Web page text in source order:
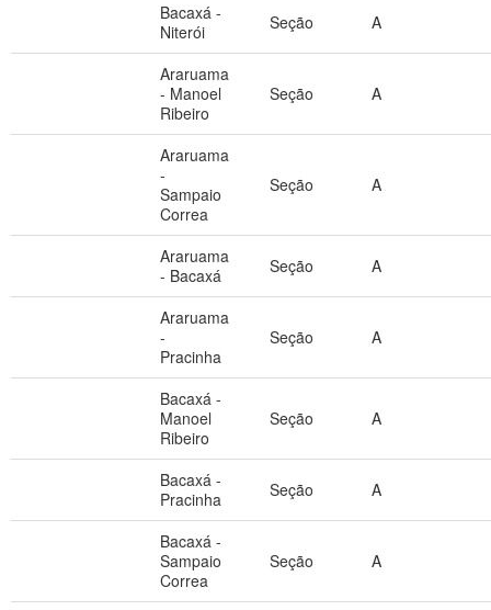
Bacaxá -
Niterói
Seção A
Araruama
- Manoel
Ribeiro
Seção A
Araruama
-
Sampaio
Correa
Seção A
Araruama
- Bacaxá
Seção A
Araruama
-
Pracinha
Seção A
Bacaxá -
Manoel
Ribeiro
Seção A
Bacaxá -
Pracinha
Seção A
Bacaxá -
Sampaio
Correa
Seção A